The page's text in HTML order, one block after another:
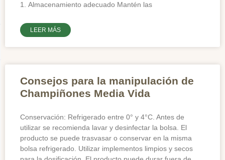
1. Almacenamiento adecuado Mantén las
LEER MÁS
Consejos para la manipulación de
Champiñones Media Vida
Conservación: Refrigerado entre 0° y 4°C. Antes de
utilizar se recomienda lavar y desinfectar la bolsa. El
producto se puede trasvasar o conservar en la misma
bolsa refrigerado. Utilizar implementos limpios y secos